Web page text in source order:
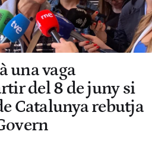
una vaga
del 8 de juny si
Catalunya rebutja